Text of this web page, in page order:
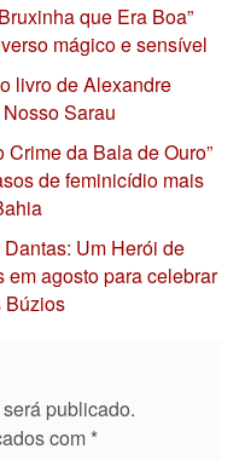
que Era Boa”
mágico e sensível
livro de Alexandre
Sarau
da Bala de Ouro”
de feminicídio mais
Um Herói de
em agosto para celebrar
Búzios
publicado.
com *